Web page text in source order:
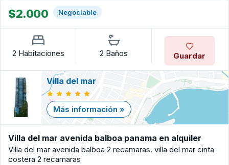
$2.000 Negociable
2 Habitaciones 2 Baños Guardar
Villa del mar
Más información »
Villa del mar avenida balboa panama en alquiler
Villa del mar avenida balboa 2 recamaras. villa del mar cinta
costera 2 recamaras